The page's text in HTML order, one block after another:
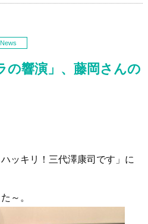
の響演」、藤岡さんの
ッキリ！三代澤康司です」に
～。